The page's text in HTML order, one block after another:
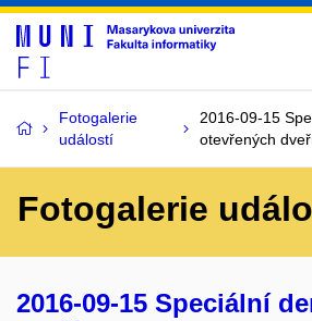
Fotogalerie
událostí
2016-09-15
otevřených
Fotogalerie
2016-09-15 Speciální